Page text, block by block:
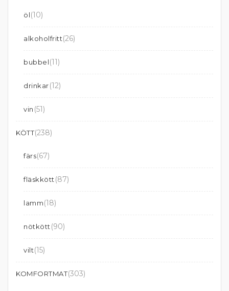
öl(10)
alkoholfritt(26)
bubbel(11)
drinkar(12)
vin (51)
KÖTT(238)
färs(67)
fläskkött (87)
lamm(18)
nötkött (90)
vilt(15)
KOMFORTMAT(303)